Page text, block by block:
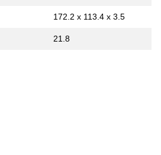
172.2 х 113.4 х 3.5
21.8